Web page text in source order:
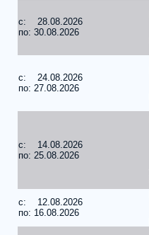
c: 28.08.2026
по: 30.08.2026
c: 24.08.2026
по: 27.08.2026
c: 14.08.2026
по: 25.08.2026
c: 12.08.2026
по: 16.08.2026